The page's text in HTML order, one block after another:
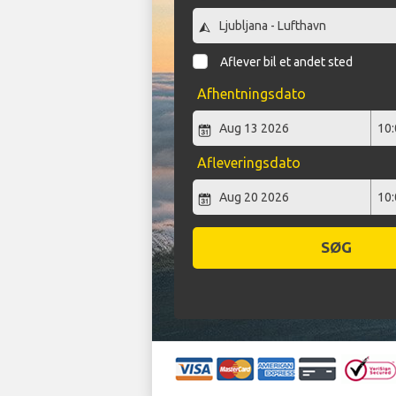
Aflever bil et andet sted
Afhentningsdato
Afleveringsdato
SØG